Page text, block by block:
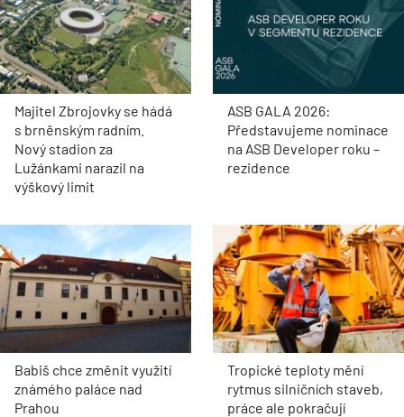
Majitel Zbrojovky se hádá
s brněnským radním.
Nový stadion za
Lužánkami narazil na
výškový limit
ASB GALA 2026:
Představujeme nominace
na ASB Developer roku –
rezidence
Babiš chce změnit využití
známého paláce nad
Prahou
Tropické teploty mění
rytmus silničních staveb,
práce ale pokračují